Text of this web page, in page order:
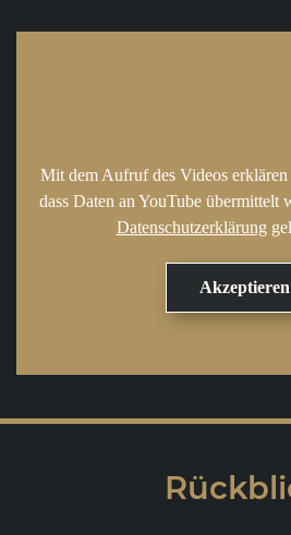
Mit dem Aufruf des Videos erklären
dass Daten an YouTube übermittelt
Datenschutzerklärung